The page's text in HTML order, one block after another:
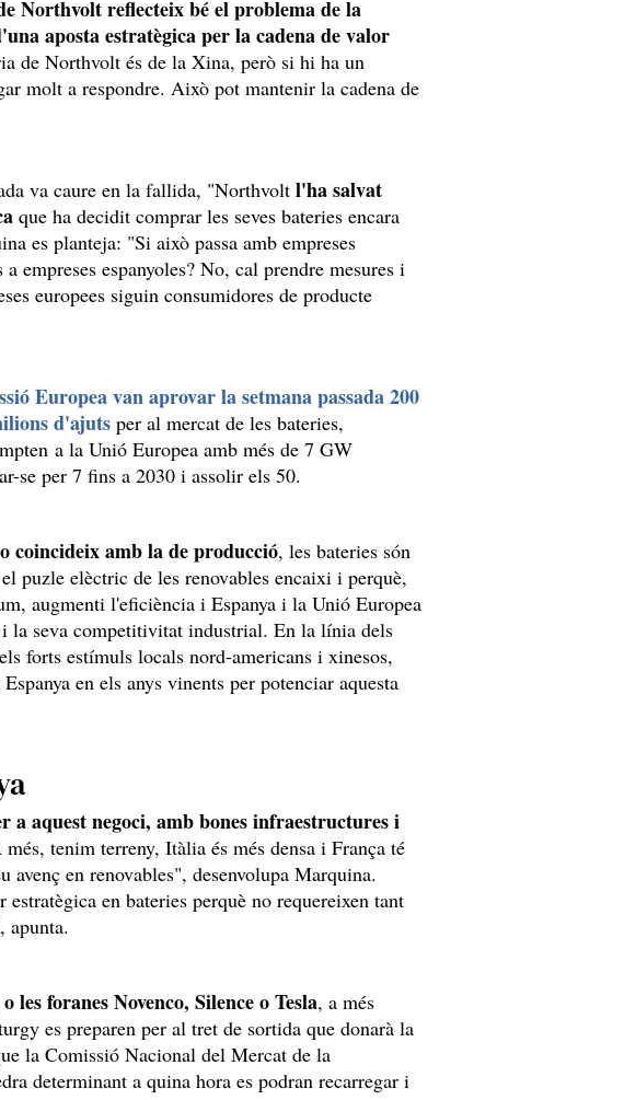
Northvolt reflecteix bé el problema de la
aposta estratègica per la cadena de valor
de Northvolt és de la Xina, però si hi ha un
molt a respondre. Això pot mantenir la cadena de
va caure en la fallida, "Northvolt l'ha salvat
que ha decidit comprar les seves bateries encara
es planteja: "Si això passa amb empreses
empreses espanyoles? No, cal prendre mesures i
europees siguin consumidores de producte
Europea van aprovar la setmana passada 200
d'ajuts per al mercat de les bateries,
a la Unió Europea amb més de 7 GW
se per 7 fins a 2030 i assolir els 50.
coincideix amb la de producció, les bateries són
puzle elèctric de les renovables encaixi i perquè,
augmenti l'eficiència i Espanya i la Unió Europea
la seva competitivitat industrial. En la línia dels
forts estímuls locals nord-americans i xinesos,
en els anys vinents per potenciar aquesta
a aquest negoci, amb bones infraestructures i
més, tenim terreny, Itàlia és més densa i França té
avenç en renovables", desenvolupa Marquina.
en bateries perquè no requereixen tant
apunta.
les foranes Novenco, Silence o Tesla, a més
es preparen per al tret de sortida que donarà la
la Comissió Nacional del Mercat de la
determinant a quina hora es podran recarregar i